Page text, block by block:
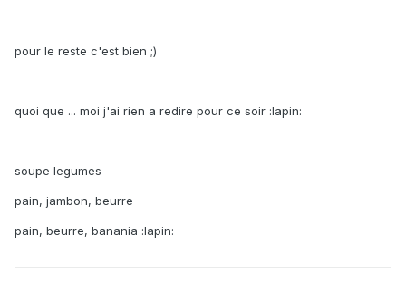
pour le reste c'est bien ;)
quoi que ... moi j'ai rien a redire pour ce soir :lapin:
soupe legumes
pain, jambon, beurre
pain, beurre, banania :lapin: